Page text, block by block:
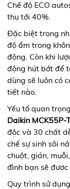
Chế độ ECO
thụ tới 40%.
Đặc biệt trong
độ ẩm trong
động. Còn khi
động hút bớt để
dùng sẽ luôn có
tiết nào.
Yếu tố quan
Daikin MCK55P-
độc và 30 chất
chế sự sinh sôi
chuột, gián,
đình bạn sẽ được
Quy trình sử